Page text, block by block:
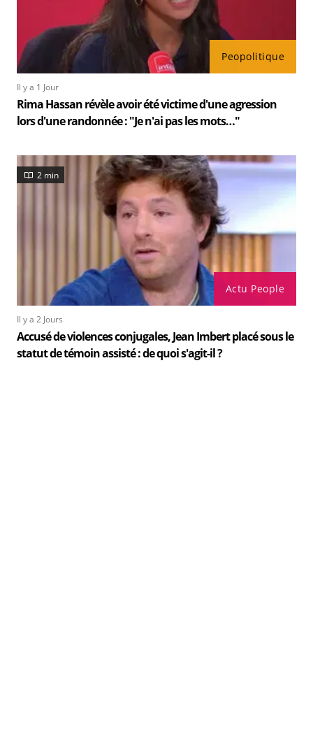
Peopolitique
Il y a 1 Jour
Rima Hassan révèle avoir été victime d'une agression
lors d'une randonnée : "Je n'ai pas les mots…"
Actu People
2 min
Il y a 2 Jours
Accusé de violences conjugales, Jean Imbert placé sous le
statut de témoin assisté : de quoi s'agit-il ?